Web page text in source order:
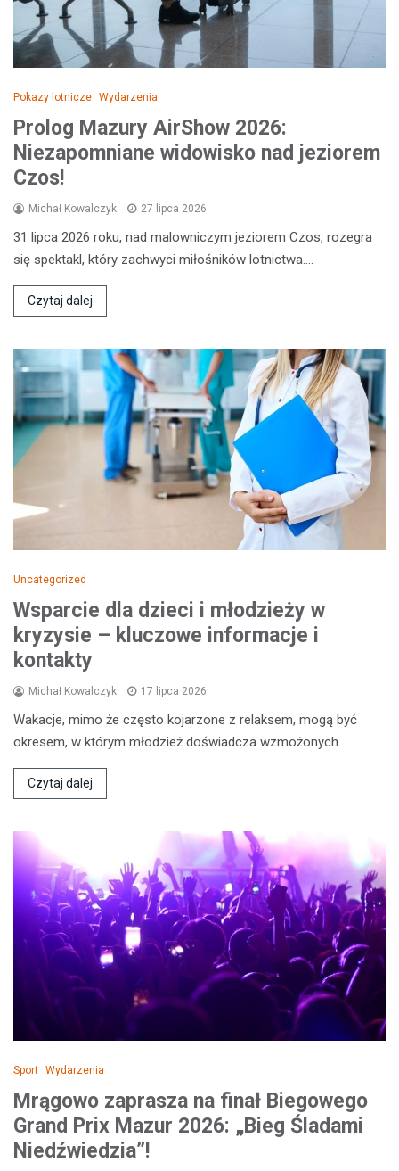
Pokazy lotnicze Wydarzenia
Prolog Mazury AirShow 2026:
Niezapomniane widowisko nad jeziorem
Czos!
Michał Kowalczyk 27 lipca 2026
31 lipca 2026 roku, nad malowniczym jeziorem Czos, rozegra
się spektakl, który zachwyci miłośników lotnictwa.…
Czytaj dalej
Uncategorized
Wsparcie dla dzieci i młodzieży w
kryzysie – kluczowe informacje i
kontakty
Michał Kowalczyk 17 lipca 2026
Wakacje, mimo że często kojarzone z relaksem, mogą być
okresem, w którym młodzież doświadcza wzmożonych…
Czytaj dalej
Sport Wydarzenia
Mrągowo zaprasza na finał Biegowego
Grand Prix Mazur 2026: „Bieg Śladami
Niedźwiedzia”!